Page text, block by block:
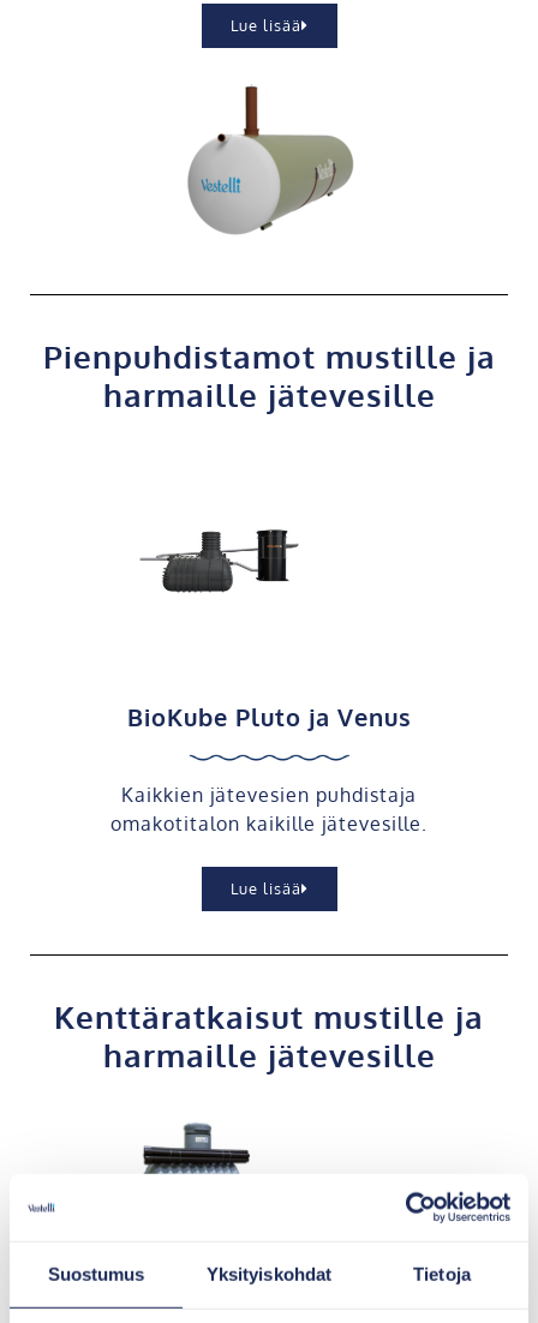
Suostumus Yksityiskohdat Tietoja
Lue lisää
Pienpuhdistamot mustille ja
harmaille jätevesille
BioKube Pluto ja Venus
Kaikkien jätevesien puhdistaja
omakotitalon kaikille jätevesille.
Lue lisää
Kenttäratkaisut mustille ja
harmaille jätevesille
Maaperäkäsittely